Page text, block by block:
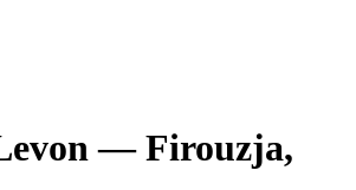
— Firouzja,